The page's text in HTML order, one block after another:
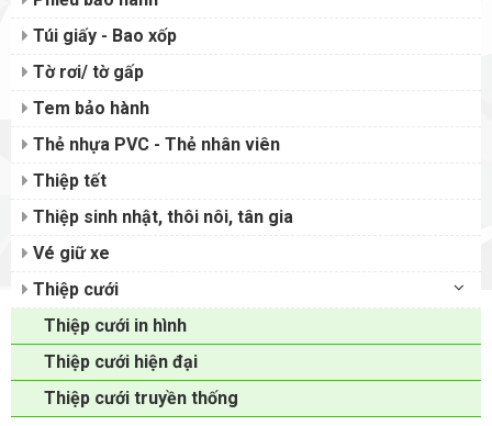
Túi giấy - Bao xốp
Tờ rơi/ tờ gấp
Tem bảo hành
Thẻ nhựa PVC - Thẻ nhân viên
Thiệp tết
Thiệp sinh nhật, thôi nôi, tân gia
Vé giữ xe
Thiệp cưới
Thiệp cưới in hình
Thiệp cưới hiện đại
Thiệp cưới truyền thống